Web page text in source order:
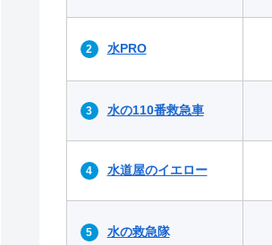
水PRO
水の110番救急車
水道屋のイエロー
水の救急隊